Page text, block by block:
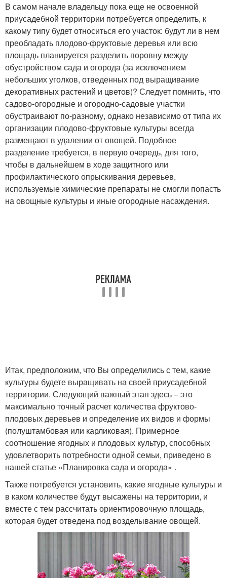
В самом начале владельцу пока еще не освоенной
приусадебной территории потребуется определить, к
какому типу будет относиться его участок: будут ли в нем
преобладать плодово-фруктовые деревья или всю
площадь планируется разделить поровну между
обустройством сада и огорода (за исключением
небольших уголков, отведенных под выращивание
декоративных растений и цветов)? Следует помнить, что
садово-огородные и огородно-садовые участки
обустраивают по-разному, однако независимо от типа их
организации плодово-фруктовые культуры всегда
размещают в удалении от овощей. Подобное
разделение требуется, в первую очередь, для того,
чтобы в дальнейшем в ходе защитного или
профилактического опрыскивания деревьев,
используемые химические препараты не смогли попасть
на овощные культуры и иные огородные насаждения.
Итак, предположим, что Вы определились с тем, какие
культуры будете выращивать на своей приусадебной
территории. Следующий важный этап здесь – это
максимально точный расчет количества фруктово-
плодовых деревьев и определение их видов и формы
(полуштамбовая или карликовая). Примерное
соотношение ягодных и плодовых культур, способных
удовлетворить потребности одной семьи, приведено в
нашей статье «Планировка сада и огорода» .
Также потребуется установить, какие ягодные культуры и
в каком количестве будут высажены на территории, и
вместе с тем рассчитать ориентировочную площадь,
которая будет отведена под возделывание овощей.